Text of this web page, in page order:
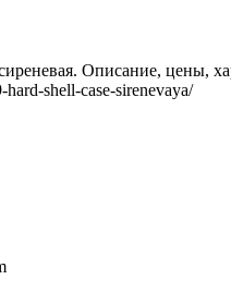
Описание, цены,
shell-case-sirenevaya/